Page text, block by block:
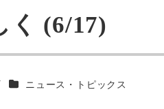
く (6/17)
カテゴリー
ニュース・トピックス